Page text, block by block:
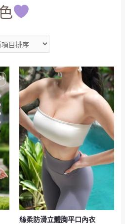
絲柔防滑立體胸平口內衣